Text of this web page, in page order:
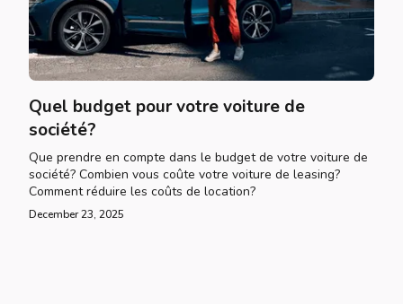
Quel budget pour votre voiture de
société?
Que prendre en compte dans le budget de votre voiture de
société? Combien vous coûte votre voiture de leasing?
Comment réduire les coûts de location?
December 23, 2025